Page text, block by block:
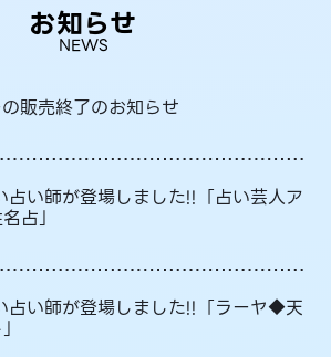
お知らせ
NEWS
販売終了のお知らせ
占い師が登場しました!!「占い芸人ア
占」
占い師が登場しました!!「ラーヤ◆天